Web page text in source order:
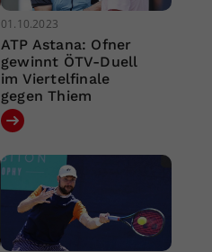
01.10.2023
ATP Astana: Ofner
gewinnt ÖTV-Duell
im Viertelfinale
gegen Thiem